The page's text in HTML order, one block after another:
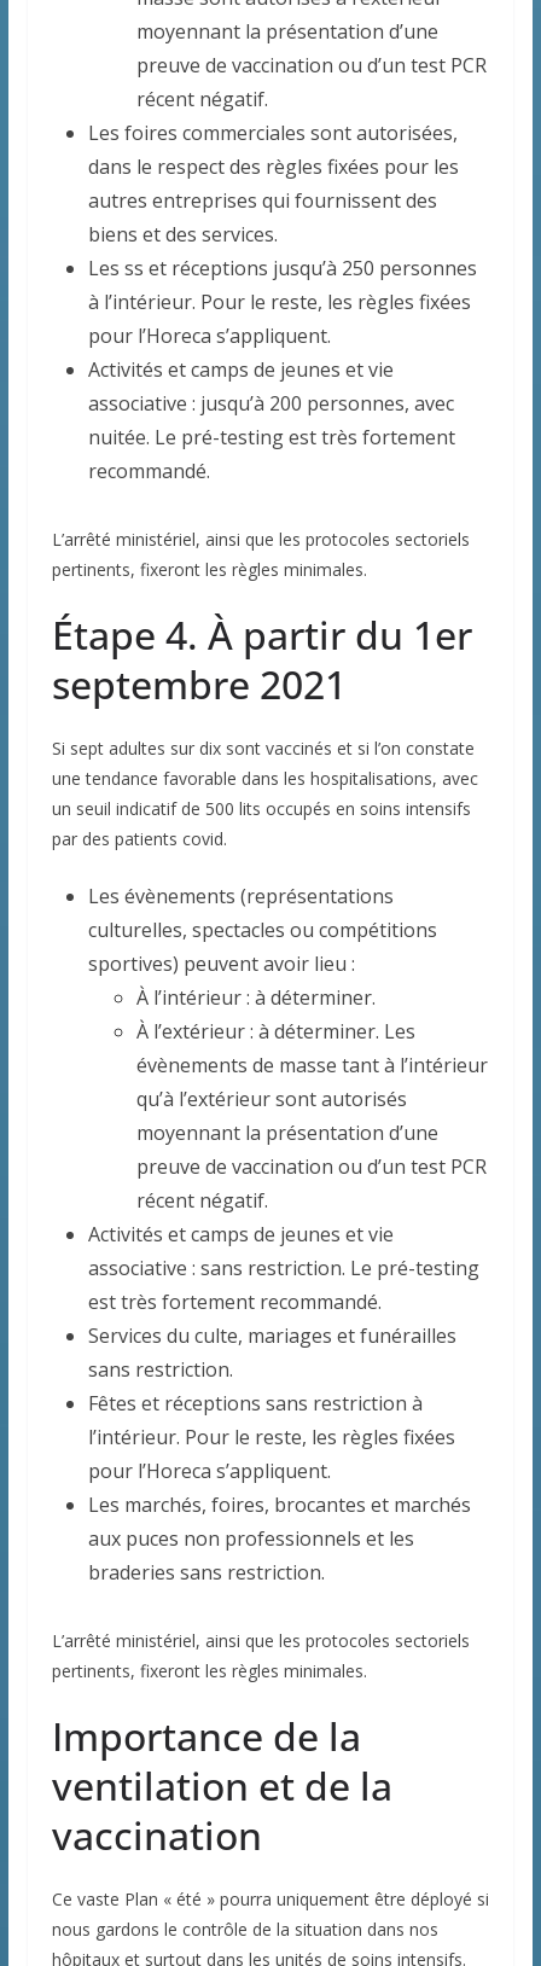
moyennant la présentation d’une
preuve de vaccination ou d’un test PCR
récent négatif.
Les foires commerciales sont autorisées,
dans le respect des règles fixées pour les
autres entreprises qui fournissent des
biens et des services.
Les ss et réceptions jusqu’à 250 personnes
à l’intérieur. Pour le reste, les règles fixées
pour l’Horeca s’appliquent.
Activités et camps de jeunes et vie
associative : jusqu’à 200 personnes, avec
nuitée. Le pré-testing est très fortement
recommandé.
L’arrêté ministériel, ainsi que les protocoles sectoriels
pertinents, fixeront les règles minimales.
Étape 4. À partir du 1er
septembre 2021
Si sept adultes sur dix sont vaccinés et si l’on constate
une tendance favorable dans les hospitalisations, avec
un seuil indicatif de 500 lits occupés en soins intensifs
par des patients covid.
Les évènements (représentations
culturelles, spectacles ou compétitions
sportives) peuvent avoir lieu :
À l’intérieur : à déterminer.
À l’extérieur : à déterminer. Les
évènements de masse tant à l’intérieur
qu’à l’extérieur sont autorisés
moyennant la présentation d’une
preuve de vaccination ou d’un test PCR
récent négatif.
Activités et camps de jeunes et vie
associative : sans restriction. Le pré-testing
est très fortement recommandé.
Services du culte, mariages et funérailles
sans restriction.
Fêtes et réceptions sans restriction à
l’intérieur. Pour le reste, les règles fixées
pour l’Horeca s’appliquent.
Les marchés, foires, brocantes et marchés
aux puces non professionnels et les
braderies sans restriction.
L’arrêté ministériel, ainsi que les protocoles sectoriels
pertinents, fixeront les règles minimales.
Importance de la
ventilation et de la
vaccination
Ce vaste Plan « été » pourra uniquement être déployé si
nous gardons le contrôle de la situation dans nos
hôpitaux et surtout dans les unités de soins intensifs.